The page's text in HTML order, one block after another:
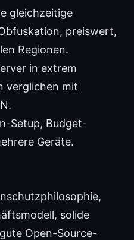
gleichzeitige
preiswert,
Regionen.
in extrem
verglichen mit
Setup, Budget-
Geräte.
solide
Open-Source-